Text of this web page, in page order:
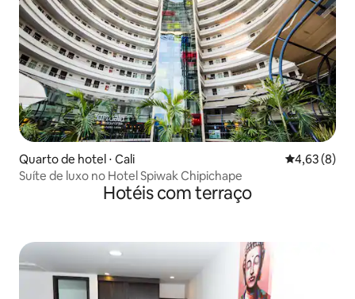
Quarto de hotel ⋅ Cali 4,63 de uma
4,63 (8)
Suíte de luxo no Hotel Spiwak Chipichape
Hotéis com terraço